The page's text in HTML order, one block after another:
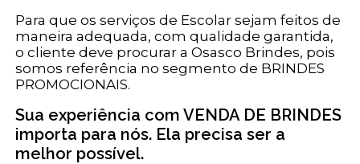
Para que os serviços de Escolar sejam feitos de
maneira adequada, com qualidade garantida,
o cliente deve procurar a Osasco Brindes, pois
somos referência no segmento de BRINDES
PROMOCIONAIS.
Sua experiência com VENDA DE BRINDES
importa para nós. Ela precisa ser a
melhor possível.